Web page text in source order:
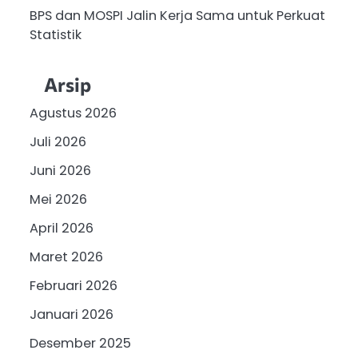
BPS dan MOSPI Jalin Kerja Sama untuk Perkuat
Statistik
Arsip
Agustus 2026
Juli 2026
Juni 2026
Mei 2026
April 2026
Maret 2026
Februari 2026
Januari 2026
Desember 2025